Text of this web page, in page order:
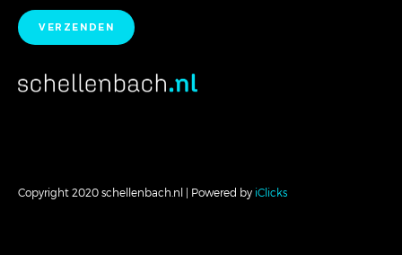
Copyright 2020 schellenbach.nl | Powered by iClicks